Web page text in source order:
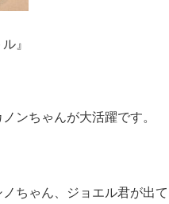
』
ンちゃんが大活躍です。
ちゃん、ジョエル君が出て